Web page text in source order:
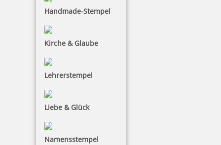
Handmade-Stempel
Kirche & Glaube
Lehrerstempel
Liebe & Glück
Namensstempel